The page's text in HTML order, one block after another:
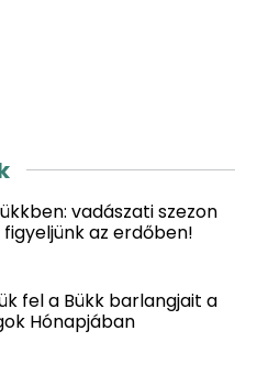
vadászati szezon
az erdőben!
fel a Bükk barlangjait a
Hónapjában